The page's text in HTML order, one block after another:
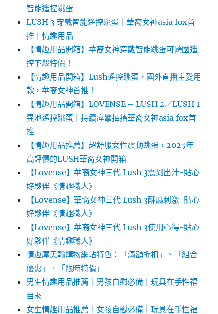
智能遙控跳蛋
LUSH 3 穿戴智能遙控跳蛋｜華裔女神asia fox首
推｜情趣用品
【情趣用品開箱】華裔女神穿戴智能跳蛋可跨國遙
控下殺特價！
【情趣用品開箱】Lush遙控跳蛋，國外直播主愛用
款，華裔女神首推！
【情趣用品開箱】LOVENSE – LUSH 2／LUSH 1
異地遙控跳蛋｜持續痙攣抽搐華裔女神asia fox首
推
【情趣用品推薦】超舒服女性震動跳蛋，2025年
高評價的LUSH華裔女神開箱
【Lovense】華裔女神三代 Lush 3震到出汁-貼心
好夥伴《情趣職人》
【Lovense】華裔女神三代 Lush 3酥麻刺激-貼心
好夥伴《情趣職人》
【Lovense】華裔女神三代 Lush 3使用心得-貼心
好夥伴《情趣職人》
情趣摩天輪購物網站特色：「滿額折扣」、「組合
優惠」、「限時特價」
男生情趣用品推薦｜男孩自慰必備｜玩具在手性福
自來
女生情趣用品推薦｜女孩自慰必備｜玩具在手性福